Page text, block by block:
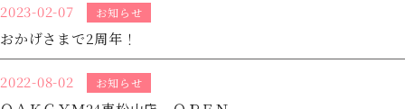
2023-02-07 お知らせ
おかげさまで2周年！
2022-08-02 お知らせ